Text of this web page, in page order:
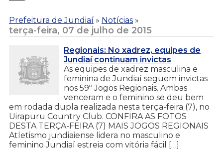
Prefeitura de Jundiaí » Notícias »
terça-feira, 07 de julho de 2015
Regionais: No xadrez, equipes de
Jundiaí continuam invictas
As equipes de xadrez masculina e
feminina de Jundiaí seguem invictas
nos 59º Jogos Regionais. Ambas
venceram e o feminino se deu bem
em rodada dupla realizada nesta terça-feira (7), no
Uirapuru Country Club. CONFIRA AS FOTOS
DESTA TERÇA-FEIRA (7) MAIS JOGOS REGIONAIS
Atletismo jundiaiense lidera no masculino e
feminino Jundiaí estreia com vitória fácil […]